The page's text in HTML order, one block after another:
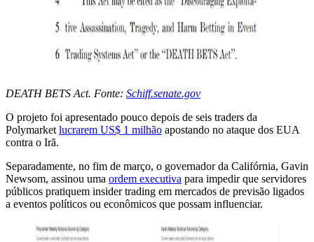
DEATH BETS Act. Fonte: Schiff.senate.gov
O projeto foi apresentado pouco depois de seis traders da
Polymarket lucrarem US$ 1 milhão apostando no ataque dos EUA
contra o Irã.
Separadamente, no fim de março, o governador da Califórnia, Gavin
Newsom, assinou uma ordem executiva para impedir que servidores
públicos pratiquem insider trading em mercados de previsão ligados
a eventos políticos ou econômicos que possam influenciar.